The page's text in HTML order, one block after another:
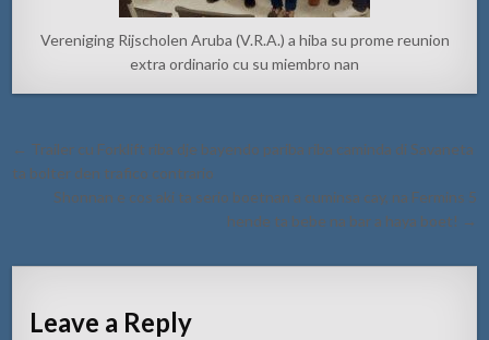
Vereniging Rijscholen Aruba (V.R.A.) a hiba su prome reunion
extra ordinario cu su miembro nan
Post
navigation
← Trailer cu Forklift riba dje bayendo pariba riba caminda di Savaneta
ta bolter den trafico contrario
Shonnan e cos aki ta serio boetnan a cuminsa cay, na Fermins 5
hende ta bebe na bar a haya boet! →
Leave a Reply